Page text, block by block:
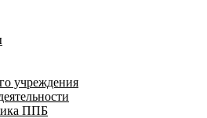
учреждения
ППБ